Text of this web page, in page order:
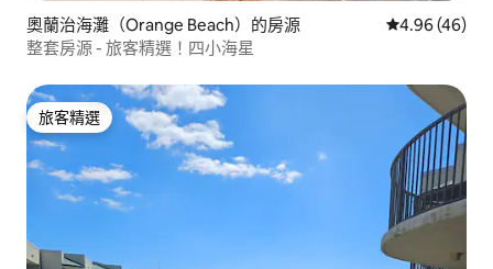
奧蘭治海灘（Orange Beach）的房源 從 46 則評價
4.96 (46)
整套房源 - 旅客精選！四小海星
旅客精選
旅客精選